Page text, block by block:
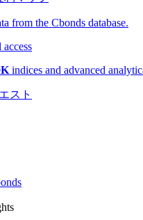
from the Cbonds database.
access
indices and advanced
スト